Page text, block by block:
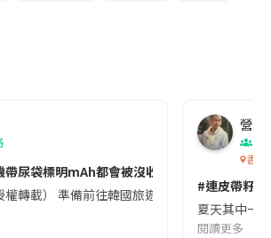
帶尿袋標明mAh都會被沒收😱出發前切記檢查
權轉載） 準備前往韓國旅遊的民眾，近期要
營養
香港
#連皮帶籽
夏天其中一
閱讀更多